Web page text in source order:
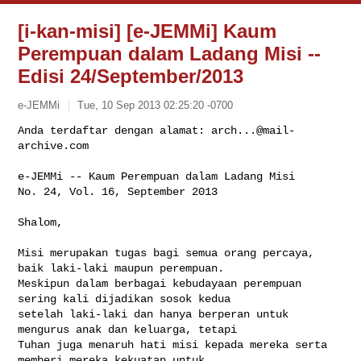
[i-kan-misi] [e-JEMMi] Kaum
Perempuan dalam Ladang Misi --
Edisi 24/September/2013
e-JEMMi Tue, 10 Sep 2013 02:25:20 -0700
Anda terdaftar dengan alamat: arch...@mail-
archive.com
e-JEMMi -- Kaum Perempuan dalam Ladang Misi
No. 24, Vol. 16, September 2013
Shalom,
Misi merupakan tugas bagi semua orang percaya,
baik laki-laki maupun perempuan.
Meskipun dalam berbagai kebudayaan perempuan
sering kali dijadikan sosok kedua
setelah laki-laki dan hanya berperan untuk
mengurus anak dan keluarga, tetapi
Tuhan juga menaruh hati misi kepada mereka serta